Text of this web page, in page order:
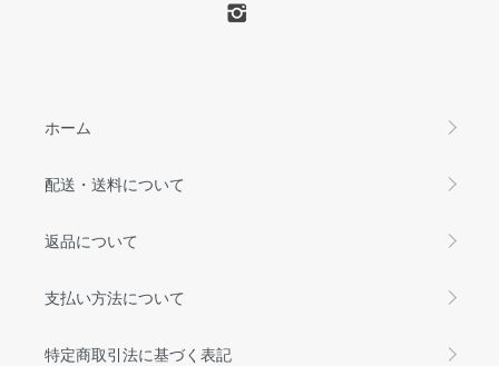
ホーム
配送・送料について
返品について
支払い方法について
特定商取引法に基づく表記